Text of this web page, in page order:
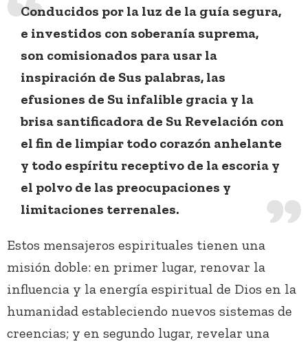
Conducidos por la luz de la guía segura,
e investidos con soberanía suprema,
son comisionados para usar la
inspiración de Sus palabras, las
efusiones de Su infalible gracia y la
brisa santificadora de Su Revelación con
el fin de limpiar todo corazón anhelante
y todo espíritu receptivo de la escoria y
el polvo de las preocupaciones y
limitaciones terrenales.
Estos mensajeros espirituales tienen una
misión doble: en primer lugar, renovar la
influencia y la energía espiritual de Dios en la
humanidad estableciendo nuevos sistemas de
creencias; y en segundo lugar, revelar una